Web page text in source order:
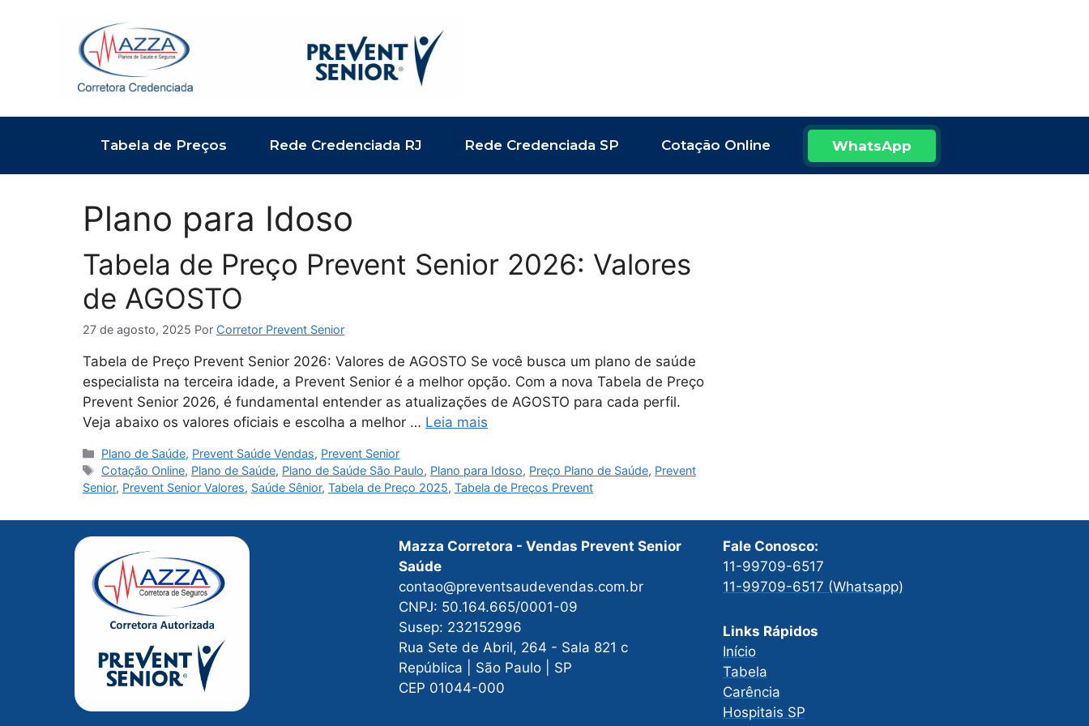
Tabela de Preços Rede Credenciada RJ Rede Credenciada SP Cotação Online WhatsApp
Plano para Idoso
Tabela de Preço Prevent Senior 2026: Valores
de AGOSTO
27 de agosto, 2025 Por Corretor Prevent Senior
Tabela de Preço Prevent Senior 2026: Valores de AGOSTO Se você busca um plano de saúde
especialista na terceira idade, a Prevent Senior é a melhor opção. Com a nova Tabela de Preço
Prevent Senior 2026, é fundamental entender as atualizações de AGOSTO para cada perfil.
Veja abaixo os valores oficiais e escolha a melhor … Leia mais
Categorias
Plano de Saúde, Prevent Saúde Vendas, Prevent Senior
Tags
Cotação Online, Plano de Saúde, Plano de Saúde São Paulo, Plano para Idoso, Preço Plano de Saúde, Prevent
Senior, Prevent Senior Valores, Saúde Sênior, Tabela de Preço 2025, Tabela de Preços Prevent
Mazza Corretora - Vendas Prevent Senior
Saúde
contao@preventsaudevendas.com.br
CNPJ: 50.164.665/0001-09
Susep: 232152996
Rua Sete de Abril, 264 - Sala 821 c
República | São Paulo | SP
CEP 01044-000
Fale Conosco:
11-99709-6517
11-99709-6517 (Whatsapp)
Links Rápidos
Início
Tabela
Carência
Hospitais SP